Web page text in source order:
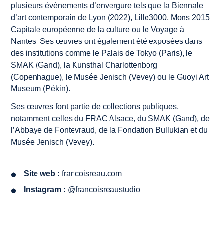
plusieurs événements d’envergure tels que la Biennale
d’art contemporain de Lyon (2022), Lille3000, Mons 2015
Capitale européenne de la culture ou le Voyage à
Nantes. Ses œuvres ont également été exposées dans
des institutions comme le Palais de Tokyo (Paris), le
SMAK (Gand), la Kunsthal Charlottenborg
(Copenhague), le Musée Jenisch (Vevey) ou le Guoyi Art
Museum (Pékin).
Ses œuvres font partie de collections publiques,
notamment celles du FRAC Alsace, du SMAK (Gand), de
l’Abbaye de Fontevraud, de la Fondation Bullukian et du
Musée Jenisch (Vevey).
Site web : francoisreau.com
Instagram : @francoisreaustudio